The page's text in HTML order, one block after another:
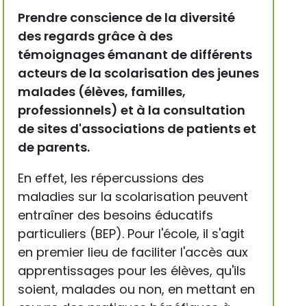
Prendre conscience de la diversité
des regards grâce à des
témoignages émanant de différents
acteurs de la scolarisation des jeunes
malades (élèves, familles,
professionnels) et à la consultation
de sites d'associations de patients et
de parents.
En effet, les répercussions des
maladies sur la scolarisation peuvent
entraîner des besoins éducatifs
particuliers (BEP). Pour l'école, il s'agit
en premier lieu de faciliter l'accès aux
apprentissages pour les élèves, qu'ils
soient, malades ou non, en mettant en